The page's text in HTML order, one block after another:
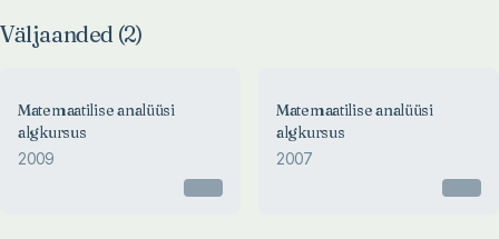
Väljaanded (2)
Matemaatilise analüüsi
algkursus
2009
Matemaatilise analüüsi
algkursus
2007